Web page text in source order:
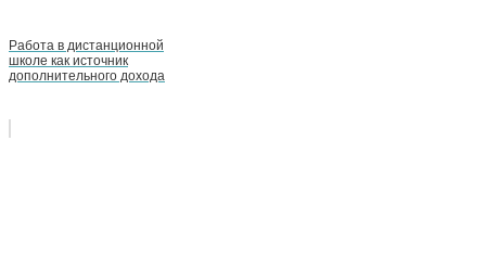
Работа в дистанционной
школе как источник
дополнительного дохода